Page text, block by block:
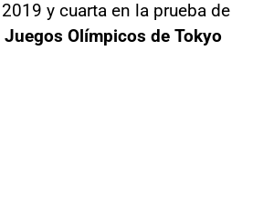
y cuarta en la prueba de
Juegos Olímpicos de Tokyo